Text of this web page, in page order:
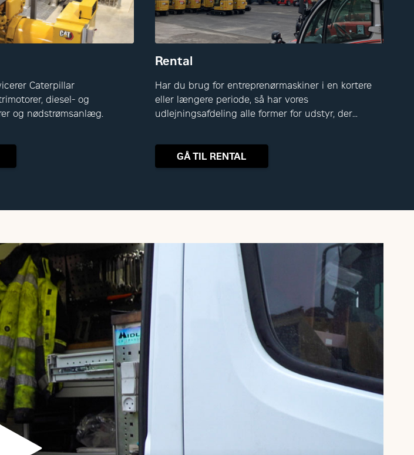
Caterpillar
diesel- og
og nødstrømsanlæg.
Rental
Har du brug for entreprenørmaskiner i en kortere
eller længere periode, så har vores
udlejningsafdeling alle former for udstyr, der
GÅ TIL RENTAL